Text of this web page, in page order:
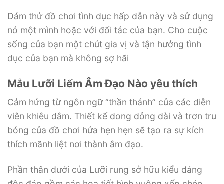
Dám thử đồ chơi tình dục hấp dẫn này và sử dụng
nó một mình hoặc với đối tác của bạn. Cho cuộc
sống của bạn một chút gia vị và tận hưởng tình
dục của bạn mà không sợ hãi
Mẫu Lưỡi Liếm Âm Đạo Nào yêu thích
Cảm hứng từ ngôn ngữ “thần thánh” của các diễn
viên khiêu dâm. Thiết kế dong dỏng dài và trơn tru
bóng của đồ chơi hứa hẹn hẹn sẽ tạo ra sự kích
thích mãnh liệt nơi thành âm đạo.
Phần thân dưới của Lưỡi rung sở hữu kiểu dáng